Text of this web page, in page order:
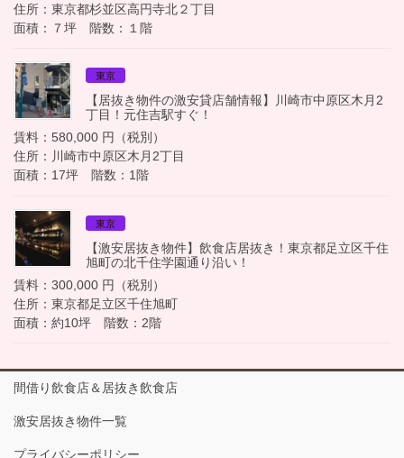
住所：東京都杉並区高円寺北２丁目
面積：７坪 階数：１階
東京
【居抜き物件の激安貸店舗情報】川崎市中原区木月2
丁目！元住吉駅すぐ！
賃料：580,000 円（税別）
住所：川崎市中原区木月2丁目
面積：17坪 階数：1階
東京
【激安居抜き物件】飲食店居抜き！東京都足立区千住
旭町の北千住学園通り沿い！
賃料：300,000 円（税別）
住所：東京都足立区千住旭町
面積：約10坪 階数：2階
間借り飲食店＆居抜き飲食店
激安居抜き物件一覧
プライバシーポリシー